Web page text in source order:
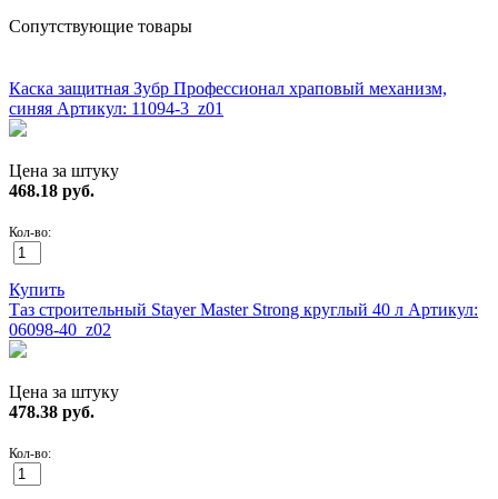
Сопутствующие товары
Каска защитная Зубр Профессионал храповый механизм,
синяя Артикул: 11094-3_z01
Цена за штуку
468.18 руб.
Кол-во:
Купить
Таз строительный Stayer Master Strong круглый 40 л Артикул:
06098-40_z02
Цена за штуку
478.38 руб.
Кол-во: